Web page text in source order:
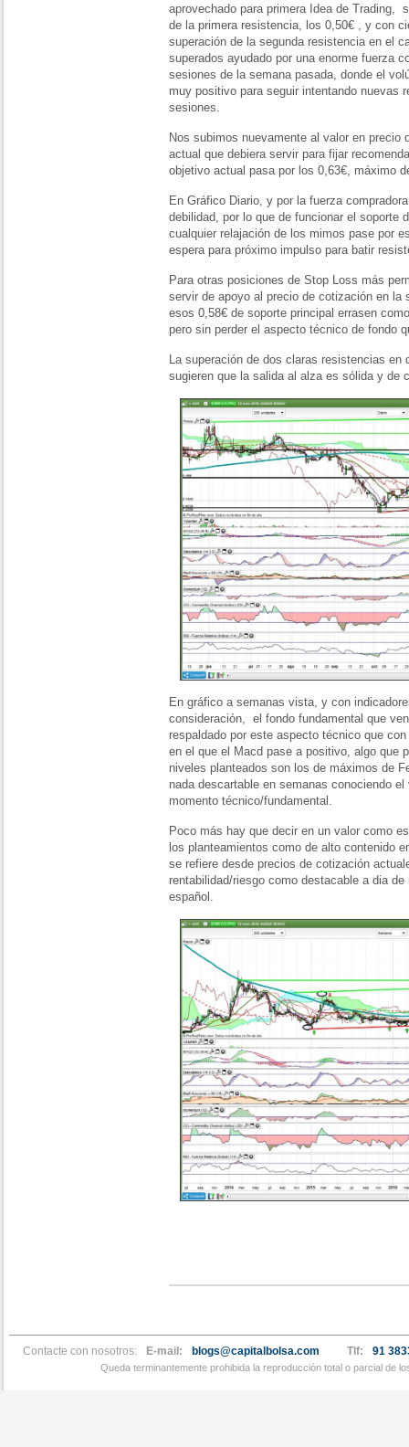
aprovechado para primera Idea de Trading,
de la primera resistencia, los 0,50€ , y con
superación de la segunda resistencia en el
superados ayudado por una enorme fuerza
sesiones de la semana pasada, donde el
muy positivo para seguir intentando nuevas
sesiones.
Nos subimos nuevamente al valor en precio
actual que debiera servir para fijar
objetivo actual pasa por los 0,63€, máximo
En Gráfico Diario, y por la fuerza
debilidad, por lo que de funcionar el soporte
cualquier relajación de los mimos pase por
espera para próximo impulso para batir
Para otras posiciones de Stop Loss más
servir de apoyo al precio de cotización en
esos 0,58€ de soporte principal errasen
pero sin perder el aspecto técnico de fondo
La superación de dos claras resistencias
sugieren que la salida al alza es sólida y de
En gráfico a semanas vista, y con
consideración, el fondo fundamental que
respaldado por este aspecto técnico que
en el que el Macd pase a positivo, algo que
niveles planteados son los de máximos de
nada descartable en semanas conociendo
momento técnico/fundamental.
Poco más hay que decir en un valor como
los planteamientos como de alto contenido
se refiere desde precios de cotización
rentabilidad/riesgo como destacable a dia
español.
Contacte con nosotros: E-mail: blogs@capitalbolsa.com Tlf: 91
Queda terminantemente prohibida la reproducción total o parcial de